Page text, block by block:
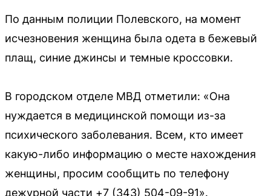
По данным полиции Полевского, на момент
исчезновения женщина была одета в бежевый
плащ, синие джинсы и темные кроссовки.
В городском отделе МВД отметили: «Она
нуждается в медицинской помощи из-за
психического заболевания. Всем, кто имеет
какую-либо информацию о месте нахождения
женщины, просим сообщить по телефону
дежурной части +7 (343) 504-09-91».